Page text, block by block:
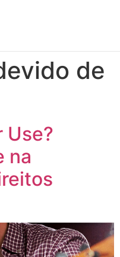
de
Use?
na